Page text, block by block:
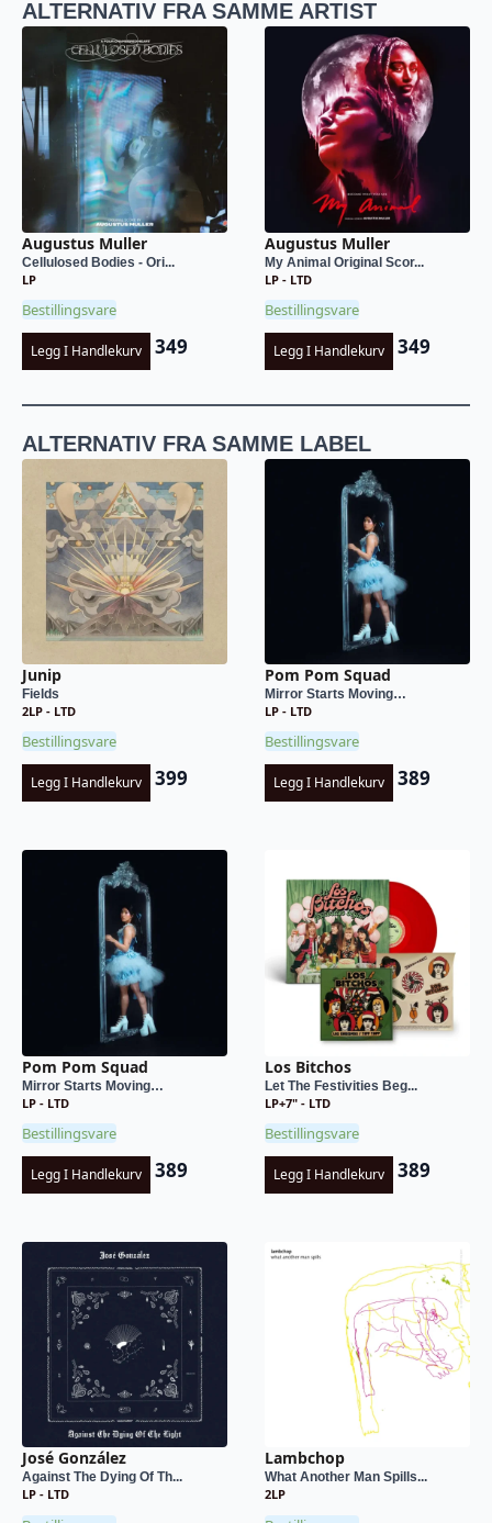
ALTERNATIV FRA SAMME ARTIST
Augustus Muller
Cellulosed Bodies - Ori...
LP
Bestillingsvare
Legg I Handlekurv 349
Augustus Muller
My Animal Original Scor...
LP - LTD
Bestillingsvare
Legg I Handlekurv 349
ALTERNATIV FRA SAMME LABEL
Junip
Fields
2LP - LTD
Bestillingsvare
Legg I Handlekurv 399
Pom Pom Squad
Mirror Starts Moving…
LP - LTD
Bestillingsvare
Legg I Handlekurv 389
Pom Pom Squad
Mirror Starts Moving…
LP - LTD
Bestillingsvare
Legg I Handlekurv 389
Los Bitchos
Let The Festivities Beg...
LP+7" - LTD
Bestillingsvare
Legg I Handlekurv 389
José González
Against The Dying Of Th...
LP - LTD
Lambchop
What Another Man Spills...
2LP